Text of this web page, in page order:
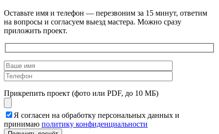
Оставьте имя и телефон — перезвоним за 15 минут, ответим
на вопросы и согласуем выезд мастера. Можно сразу
приложить проект.
Прикрепить проект (фото или PDF, до 10 МБ)
Я согласен на обработку персональных данных и
принимаю политику конфиденциальности